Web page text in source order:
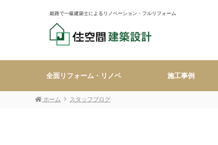
姫路で一級建築士によるリノベーション・フルリフォーム
全面リフォーム・リノベ 施工事例
ホーム スタッフブログ